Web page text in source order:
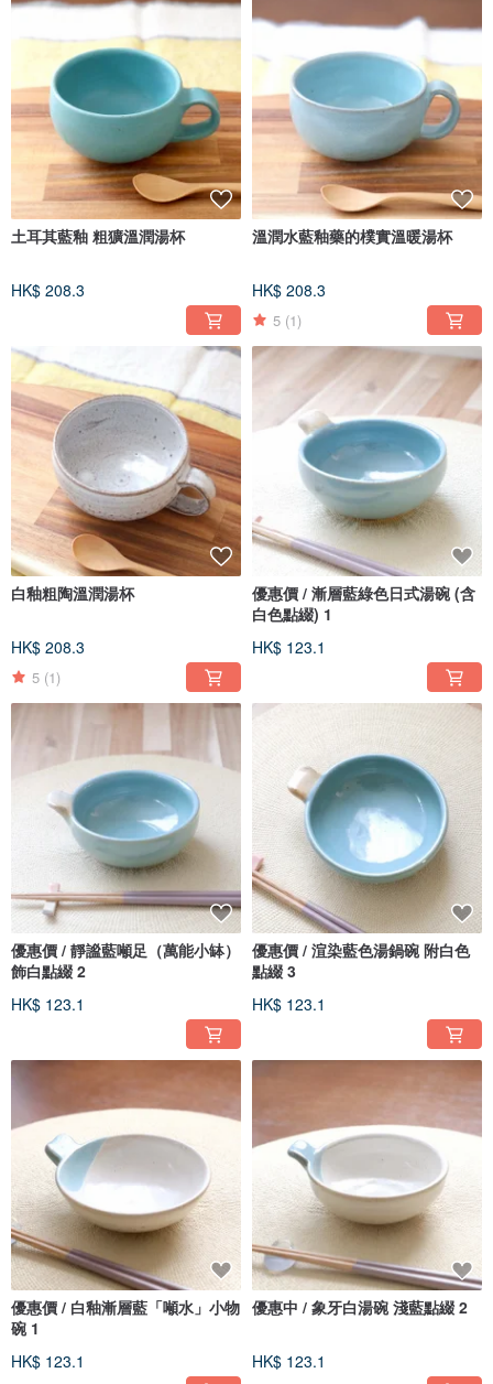
土耳其藍釉 粗獷溫潤湯杯
HK$ 208.3
溫潤水藍釉藥的樸實溫暖湯杯
HK$ 208.3
5 (1)
白釉粗陶溫潤湯杯
HK$ 208.3
5 (1)
優惠價 / 漸層藍綠色日式湯碗 (含
白色點綴) 1
HK$ 123.1
優惠價 / 靜謐藍噸足（萬能小缽）
飾白點綴 2
HK$ 123.1
優惠價 / 渲染藍色湯鍋碗 附白色
點綴 3
HK$ 123.1
優惠價 / 白釉漸層藍「噸水」小物
碗 1
HK$ 123.1
優惠中 / 象牙白湯碗 淺藍點綴 2
HK$ 123.1